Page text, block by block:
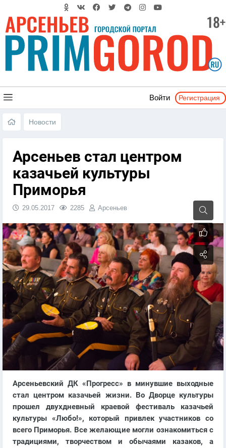
Войти Регистрация
Новости
Арсеньев стал центром
казачьей культуры
Приморья
29.05.2017 2285 Арсеньев
Арсеньевский ДК «Прогресс» в минувшие выходные
стал центром казачьей жизни. Во Дворце культуры
прошел двухдневный краевой фестиваль казачьей
культуры «Любо!», который привлек участников со
всего Приморья. Все желающие могли ознакомиться с
традициями, творчеством и обычаями казаков, а